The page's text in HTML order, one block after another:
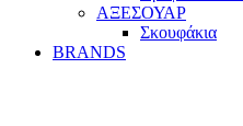
ΑΞΕΣΟΥΑΡ
Σκουφάκια
BRANDS